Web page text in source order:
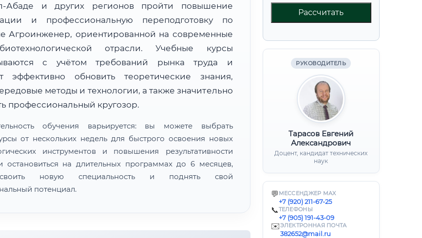
Рассчитать
РУКОВОДИТЕЛЬ
Тарасов Евгений
Александрович
Доцент, кандидат технических
наук
💬 МЕССЕНДЖЕР MAX
+7 (920) 211-67-25
📞ТЕЛЕФОНЫ
+7 (905) 191-43-09
✉️ЭЛЕКТРОННАЯ ПОЧТА
382652@mail.ru
Абаде и других регионов пройти повышение
и профессиональную переподготовку по
Агроинженер, ориентированной на современные
отрасли. Учебные курсы
с учётом требований рынка труда и
эффективно обновить теоретические знания,
методы и технологии, а также значительно
профессиональный кругозор.
обучения варьируется: вы можете выбрать
от нескольких недель для быстрого освоения новых
инструментов и повышения результативности
остановиться на длительных программах до 6 месяцев,
новую специальность и поднять свой
потенциал.